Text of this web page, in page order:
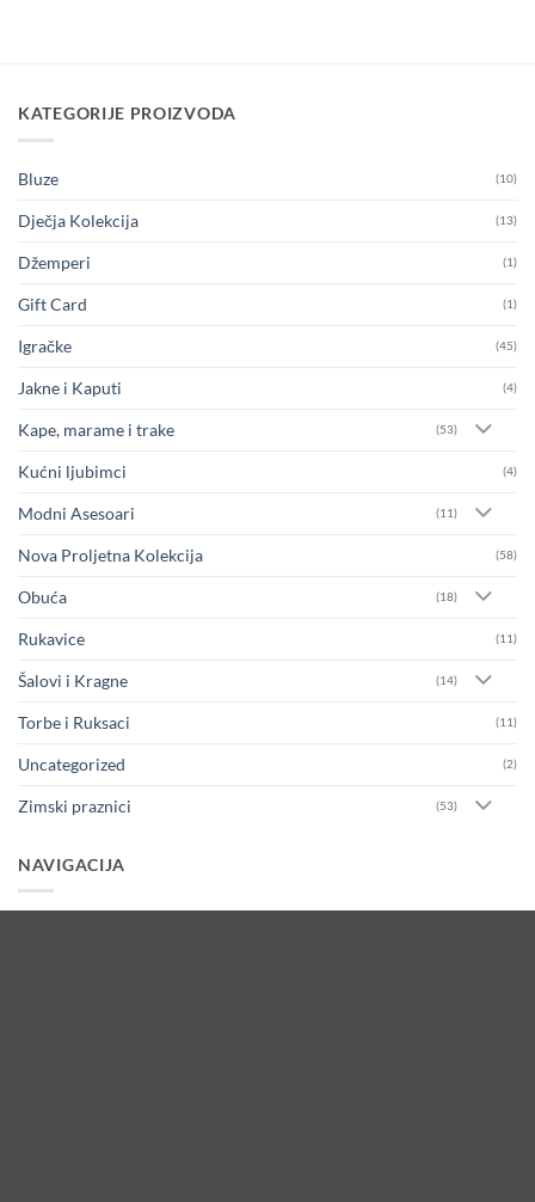
KATEGORIJE PROIZVODA
Bluze (10)
Dječja Kolekcija (13)
Džemperi (1)
Gift Card (1)
Igračke (45)
Jakne i Kaputi (4)
Kape, marame i trake (53)
Kućni ljubimci (4)
Modni Asesoari (11)
Nova Proljetna Kolekcija (58)
Obuća (18)
Rukavice (11)
Šalovi i Kragne (14)
Torbe i Ruksaci (11)
Uncategorized (2)
Zimski praznici (53)
NAVIGACIJA